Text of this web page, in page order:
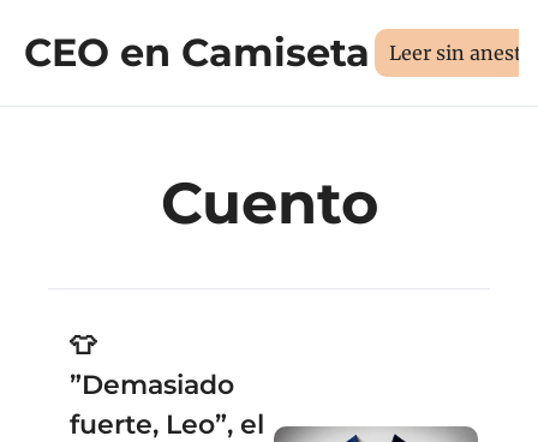
CEO en Camiseta
Medí tus 3D Sesión 1:1 Libros Manifiesto
Leer sin
Cuento
👕
”Demasiado
fuerte, Leo”, el